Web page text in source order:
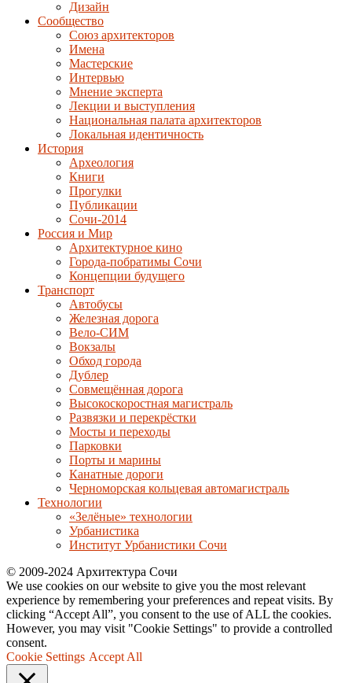
Дизайн
Сообщество
Союз архитекторов
Имена
Мастерские
Интервью
Мнение эксперта
Лекции и выступления
Национальная палата архитекторов
Локальная идентичность
История
Археология
Книги
Прогулки
Публикации
Сочи-2014
Россия и Мир
Архитектурное кино
Города-побратимы Сочи
Концепции будущего
Транспорт
Автобусы
Железная дорога
Вело-СИМ
Вокзалы
Обход города
Дублер
Совмещённая дорога
Высокоскоростная магистраль
Развязки и перекрёстки
Мосты и переходы
Парковки
Порты и марины
Канатные дороги
Черноморская кольцевая автомагистраль
Технологии
«Зелёные» технологии
Урбанистика
Институт Урбанистики Сочи
© 2009-2024 Архитектура Сочи
We use cookies on our website to give you the most relevant
experience by remembering your preferences and repeat visits. By
clicking “Accept All”, you consent to the use of ALL the cookies.
However, you may visit "Cookie Settings" to provide a controlled
consent.
Cookie Settings Accept All